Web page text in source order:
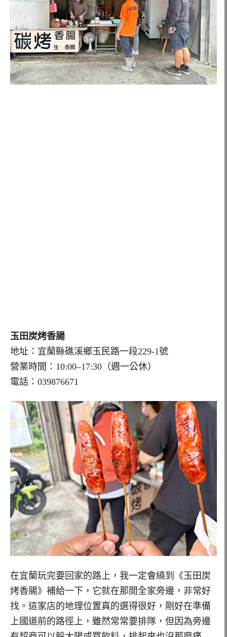
玉田炭烤香腸
地址：宜蘭縣礁溪鄉玉民路一段229-1號
營業時間：10:00–17:30（週一公休）
電話：039876671
在宜蘭玩完要回家的路上，我一定會繞到《玉田炭
烤香腸》補給一下，它就在那間全家旁邊，非常好
找。這家店的地理位置真的選得很好，剛好在準備
上國道前的路徑上，雖然常常要排隊，但因為旁邊